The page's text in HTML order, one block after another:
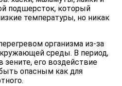
подшерсток, который
температуры, но никак
организма из-за
среды. В период,
зените, его воздействие
опасным как для